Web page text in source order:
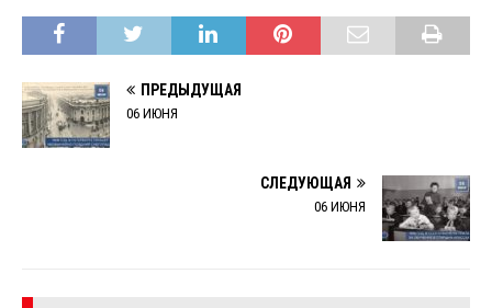
ПРЕДЫДУЩАЯ
06 ИЮНЯ
СЛЕДУЮЩАЯ
06 ИЮНЯ